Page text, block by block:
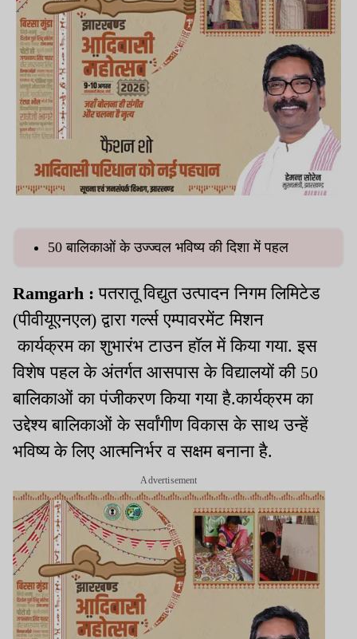
50 बालिकाओं के उज्ज्वल भविष्य की दिशा में पहल
Ramgarh :पतरातू विद्युत उत्पादन निगम लिमिटेड
(पीवीयूएनएल) द्वारा गर्ल्स एम्पावरमेंट मिशन
कार्यक्रम का शुभारंभ टाउन हॉल में किया गया. इस
विशेष पहल के अंतर्गत आसपास के विद्यालयों की 50
बालिकाओं का पंजीकरण किया गया है.कार्यक्रम का
उद्देश्य बालिकाओं के सर्वांगीण विकास के साथ उन्हें
भविष्य के लिए आत्मनिर्भर व सक्षम बनाना है.
Advertisement